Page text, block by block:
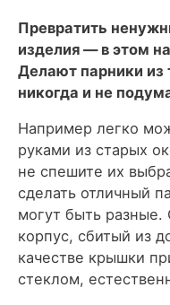
Превратить
изделия — в этом
Делают парники из
никогда и не
Например легко
руками из старых
не спешите их
сделать отличный
могут быть
корпус, сбитый из
качестве крышки
стеклом,